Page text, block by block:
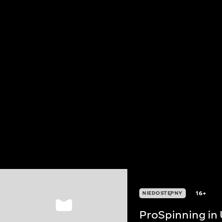
NIEDOSTĘPNY 16+
ProSpinning in